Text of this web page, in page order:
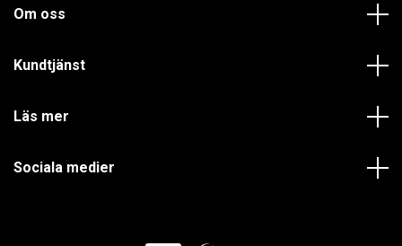
Om oss
Kundtjänst
Läs mer
Sociala medier